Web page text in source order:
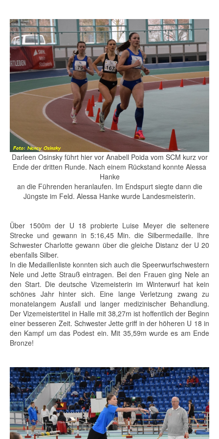
Darleen Osinsky führt hier vor Anabell Poida vom SCM kurz vor
Ende der dritten Runde. Nach einem Rückstand konnte Alessa
Hanke
an die Führenden heranlaufen. Im Endspurt siegte dann die
Jüngste im Feld. Alessa Hanke wurde Landesmeisterin.
Über 1500m der U 18 probierte Luise Meyer die seltenere
Strecke und gewann in 5:16,45 Min. die Silbermedaille. Ihre
Schwester Charlotte gewann über die gleiche Distanz der U 20
ebenfalls Silber.
In die Medaillenliste konnten sich auch die Speerwurfschwestern
Nele und Jette Strauß eintragen. Bei den Frauen ging Nele an
den Start. Die deutsche Vizemeisterin im Winterwurf hat kein
schönes Jahr hinter sich. Eine lange Verletzung zwang zu
monatelangem Ausfall und langer medizinischer Behandlung.
Der Vizemeistertitel in Halle mit 38,27m ist hoffentlich der Beginn
einer besseren Zeit. Schwester Jette griff in der höheren U 18 in
den Kampf um das Podest ein. Mit 35,59m wurde es am Ende
Bronze!